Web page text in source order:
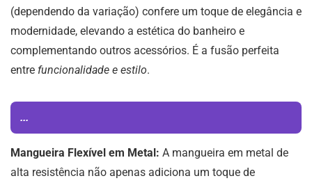
(dependendo da variação) confere um toque de elegância e
modernidade, elevando a estética do banheiro e
complementando outros acessórios. É a fusão perfeita
entre funcionalidade e estilo.
...
Mangueira Flexível em Metal: A mangueira em metal de
alta resistência não apenas adiciona um toque de